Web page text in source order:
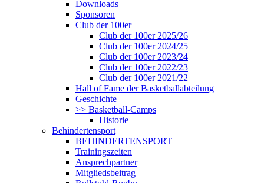
Downloads
Sponsoren
Club der 100er
Club der 100er 2025/26
Club der 100er 2024/25
Club der 100er 2023/24
Club der 100er 2022/23
Club der 100er 2021/22
Hall of Fame der Basketballabteilung
Geschichte
>> Basketball-Camps
Historie
Behindertensport
BEHINDERTENSPORT
Trainingszeiten
Ansprechpartner
Mitgliedsbeitrag